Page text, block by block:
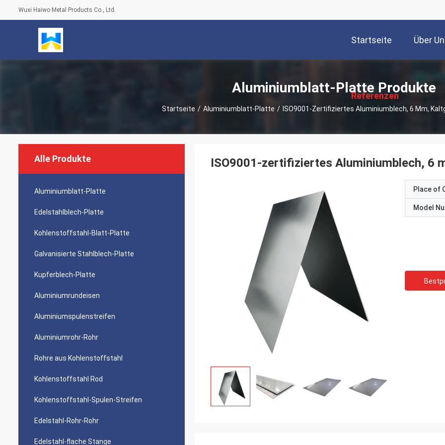
Wuxi Haiwo Metal Products Co., Ltd.
Startseite Über
述
Referenzen
Aluminiumblatt-Platte Produkte
Startseite / Aluminiumblatt-Platte / ISO9001-Zertifiziertes Aluminiumblech, 6 Mm,
Alle Produkte
Aluminiumblatt-Platte
Edelstahlblech-Platte
Kohlenstoffstahl-Blatt-Platte
Galvanisierte Stahlblech-Platte
Kupferblech-Platte
Aluminiumrundeisen
Aluminiumspulenstreifen
Aluminiumrohr-Rohr
Rohre aus Kohlenstoffstahl
Kohlenstoffstahl Rod
Kohlenstoffstahl-Spulen-Streifen
Edelstahl-Rohr-Rohr
Edelstahl-flache Stange
ISO9001-zertifiziertes Aluminiumblech, 6
Place of
Model